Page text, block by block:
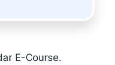
E-Course.